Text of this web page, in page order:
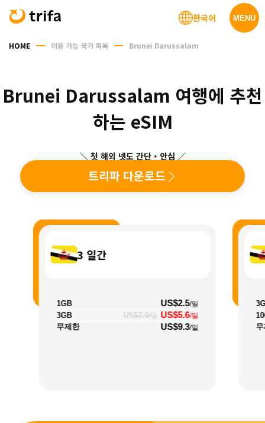
MENU
한국어
HOME 이용 가능 국가 목록 Brunei Darussalam
Brunei Darussalam 여행에 추천
하는 eSIM
＼ 첫 해외 넷도 간단・안심 ／
트리파 다운로드
3 일간
1GB US$2.5/일
3GB US$7.0/일 US$5.6/일
무제한 US$9.3/일